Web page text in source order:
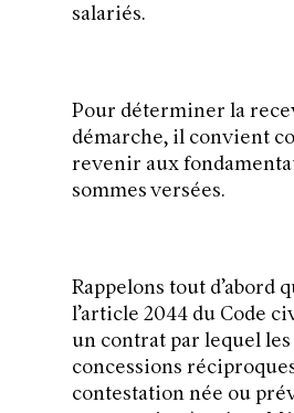
salariés.
Pour déterminer la
démarche, il convient
revenir aux
sommes versées.
Rappelons tout d’abord
l’article 2044 du Code
un contrat par lequel les
concessions
contestation née ou